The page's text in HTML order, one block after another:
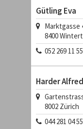
Gütling Eva
Marktgasse
8400
052 269 11 55
Harder Alfred
8002 Zürich
044 281 04 55